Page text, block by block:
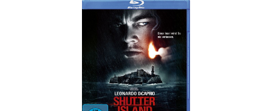
Bildergalerie überspringen